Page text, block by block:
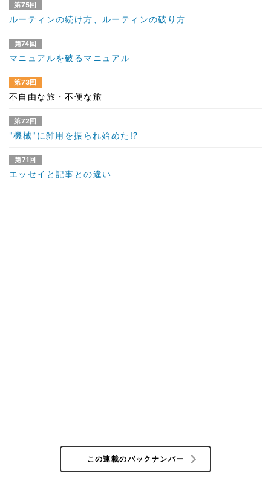
第75回
ルーティンの続け方、ルーティンの破り方
第74回
マニュアルを破るマニュアル
第73回
不自由な旅・不便な旅
第72回
"機械"に雑用を振られ始めた!?
第71回
エッセイと記事との違い
この連載のバックナンバー